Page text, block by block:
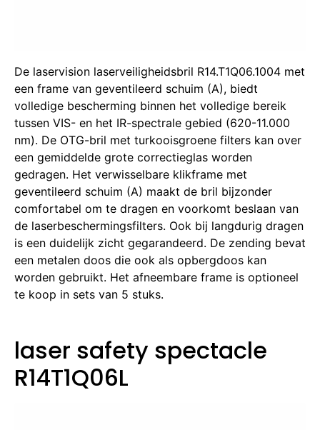
De laservision laserveiligheidsbril R14.T1Q06.1004 met
een frame van geventileerd schuim (A), biedt
volledige bescherming binnen het volledige bereik
tussen VIS- en het IR-spectrale gebied (620-11.000
nm). De OTG-bril met turkooisgroene filters kan over
een gemiddelde grote correctieglas worden
gedragen. Het verwisselbare klikframe met
geventileerd schuim (A) maakt de bril bijzonder
comfortabel om te dragen en voorkomt beslaan van
de laserbeschermingsfilters. Ook bij langdurig dragen
is een duidelijk zicht gegarandeerd. De zending bevat
een metalen doos die ook als opbergdoos kan
worden gebruikt. Het afneembare frame is optioneel
te koop in sets van 5 stuks.
laser safety spectacle
R14T1Q06L